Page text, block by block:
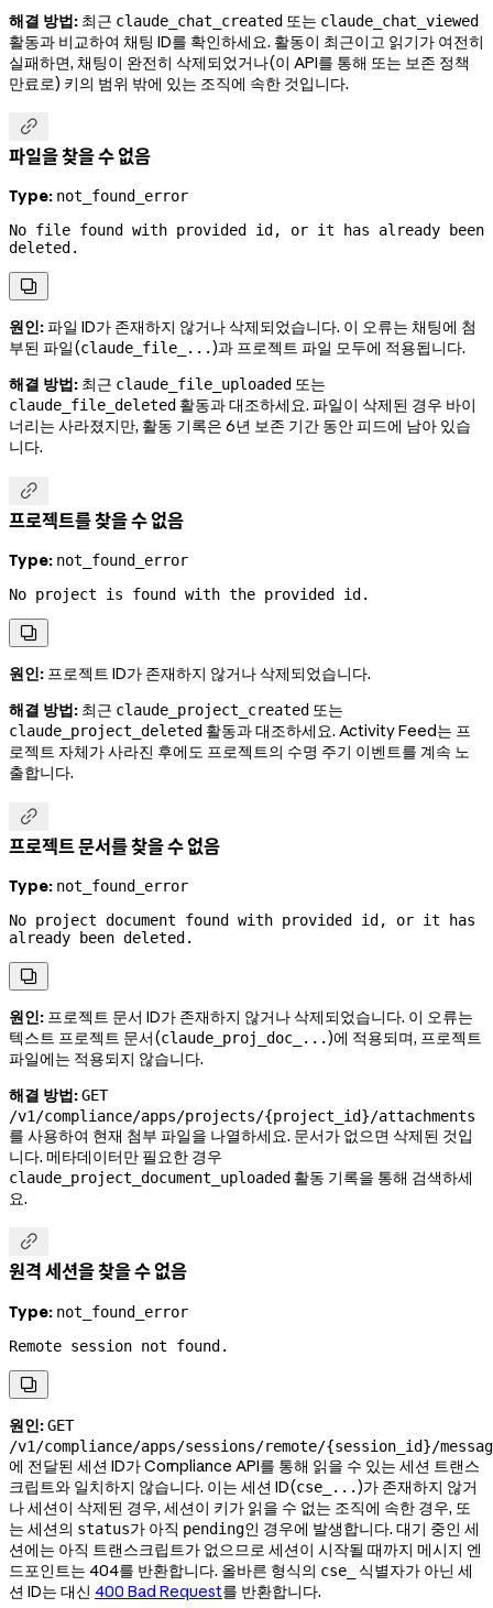
해결 방법: 최근 claude_chat_created 또는 claude_chat_viewed
활동과 비교하여 채팅 ID를 확인하세요. 활동이 최근이고 읽기가 여전히
실패하면, 채팅이 완전히 삭제되었거나(이 API를 통해 또는 보존 정책
만료로) 키의 범위 밖에 있는 조직에 속한 것입니다.

파일을 찾을 수 없음
Type: not_found_error
No file found with provided id, or it has already been
deleted.

원인:파일 ID가 존재하지 않거나 삭제되었습니다. 이 오류는 채팅에 첨
부된 파일(claude_file_... )과 프로젝트 파일 모두에 적용됩니다.
해결 방법: 최근 claude_file_uploaded 또는
claude_file_deleted 활동과 대조하세요. 파일이 삭제된 경우 바이
너리는 사라졌지만, 활동 기록은 6년 보존 기간 동안 피드에 남아 있습
니다.

프로젝트를 찾을 수 없음
Type: not_found_error
No project is found with the provided id.

원인: 프로젝트 ID가 존재하지 않거나 삭제되었습니다.
해결 방법: 최근 claude_project_created 또는
claude_project_deleted 활동과 대조하세요. Activity Feed는 프
로젝트 자체가 사라진 후에도 프로젝트의 수명 주기 이벤트를 계속 노
출합니다.

프로젝트 문서를 찾을 수 없음
Type: not_found_error
No project document found with provided id, or it has
already been deleted.

원인: 프로젝트 문서 ID가 존재하지 않거나 삭제되었습니다. 이 오류는
텍스트 프로젝트 문서(claude_proj_doc_...)에 적용되며, 프로젝트
파일에는 적용되지 않습니다.
해결 방법:GET
/v1/compliance/apps/projects/{project_id}/attachments
를 사용하여 현재 첨부 파일을 나열하세요. 문서가 없으면 삭제된 것입
니다. 메타데이터만 필요한 경우
claude_project_document_uploaded 활동 기록을 통해 검색하세
요.

원격 세션을 찾을 수 없음
Type: not_found_error
Remote session not found.

원인:GET
/v1/compliance/apps/sessions/remote/{session_id}/
에 전달된 세션 ID가 Compliance API를 통해 읽을 수 있는 세션 트랜스
크립트와 일치하지 않습니다. 이는 세션 ID(cse_...)가 존재하지 않거
나 세션이 삭제된 경우, 세션이 키가 읽을 수 없는 조직에 속한 경우, 또
는 세션의 status가 아직 pending인 경우에 발생합니다. 대기 중인 세
션에는 아직 트랜스크립트가 없으므로 세션이 시작될 때까지 메시지 엔
드포인트는 404를 반환합니다. 올바른 형식의 cse_
식별자가 아닌 세
션 ID는 대신 400 Bad Request를 반환합니다.